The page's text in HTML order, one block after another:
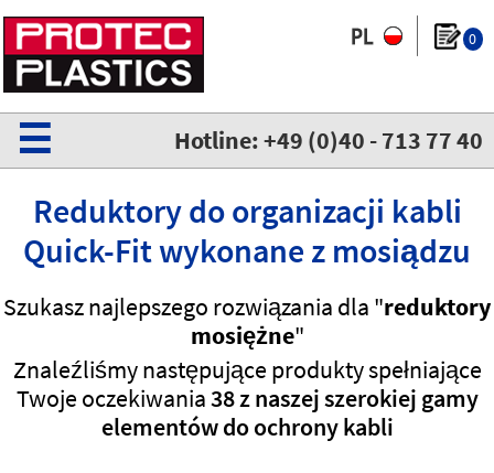
0
Hotline: +49 (0)40 - 713 77 40
☰
Reduktory do organizacji kabli
Quick-Fit wykonane z mosiądzu
Szukasz najlepszego rozwiązania dla "reduktory
mosiężne"
Znaleźliśmy następujące produkty spełniające
Twoje oczekiwania38 z naszej szerokiej gamy
elementów do ochrony kabli